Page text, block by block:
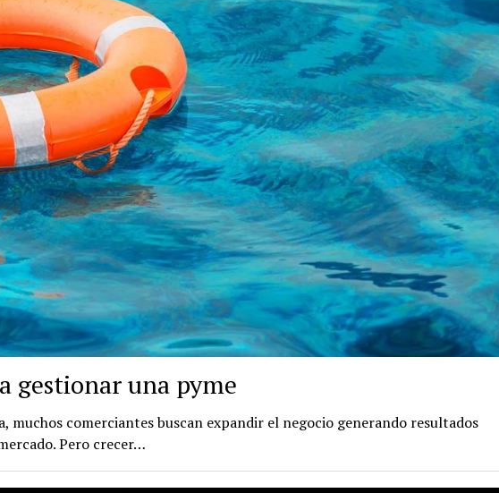
gestionar una pyme
muchos comerciantes buscan expandir el negocio generando resultados
Pero crecer…